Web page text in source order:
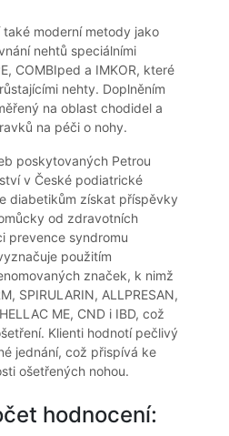
moderní metody jako
nehtů speciálními
COMBIped a IMKOR, které
nehty. Doplněním
na oblast chodidel a
na péči o nohy.
poskytovaných Petrou
v České podiatrické
diabetikům získat příspěvky
od zdravotních
prevence syndromu
použitím
značek, k nimž
SPIRULARIN, ALLPRESAN,
ME, CND i IBD, což
Klienti hodnotí pečlivý
jednání, což přispívá ke
ošetřených nohou.
hodnocení: